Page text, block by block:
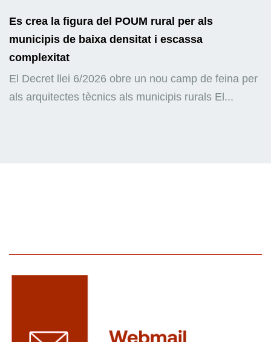
Es crea la figura del POUM rural per als
municipis de baixa densitat i escassa
complexitat
El Decret llei 6/2026 obre un nou camp de feina per
als arquitectes tècnics als municipis rurals El...